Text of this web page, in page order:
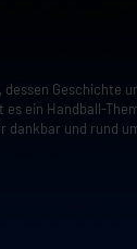
Geschichte
ein Handball-
dankbar und rund